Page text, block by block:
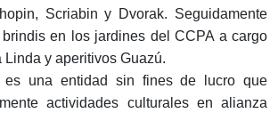
Scriabin y Dvorak. Seguidamente
en los jardines del CCPA a cargo
y aperitivos Guazú.
es una entidad sin fines de lucro que
actividades culturales en alianza